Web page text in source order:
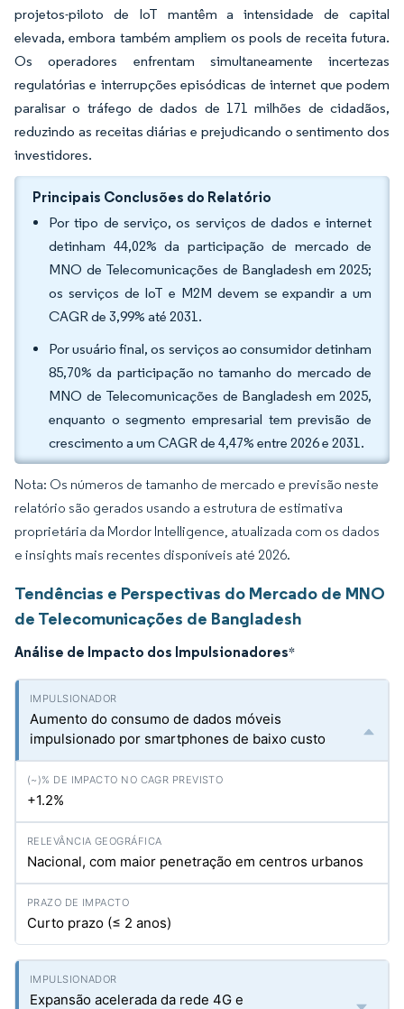
projetos-piloto de IoT mantêm a intensidade de capital
elevada, embora também ampliem os pools de receita futura.
Os operadores enfrentam simultaneamente incertezas
regulatórias e interrupções episódicas de internet que podem
paralisar o tráfego de dados de 171 milhões de cidadãos,
reduzindo as receitas diárias e prejudicando o sentimento dos
investidores.
Principais Conclusões do Relatório
Por tipo de serviço, os serviços de dados e internet
detinham 44,02% da participação de mercado de
MNO de Telecomunicações de Bangladesh em 2025;
os serviços de IoT e M2M devem se expandir a um
CAGR de 3,99% até 2031.
Por usuário final, os serviços ao consumidor detinham
85,70% da participação no tamanho do mercado de
MNO de Telecomunicações de Bangladesh em 2025,
enquanto o segmento empresarial tem previsão de
crescimento a um CAGR de 4,47% entre 2026 e 2031.
Nota: Os números de tamanho de mercado e previsão neste
relatório são gerados usando a estrutura de estimativa
proprietária da Mordor Intelligence, atualizada com os dados
e insights mais recentes disponíveis até 2026.
Tendências e Perspectivas do Mercado de MNO
de Telecomunicações de Bangladesh
Análise de Impacto dos Impulsionadores*
Aumento do consumo de dados móveis
impulsionado por smartphones de baixo custo
+1.2%
Nacional, com maior penetração em centros urbanos
Curto prazo (≤ 2 anos)
Expansão acelerada da rede 4G e